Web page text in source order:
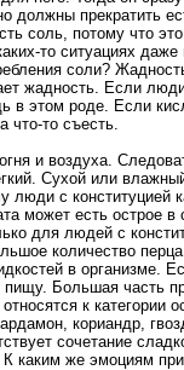
должны прекратить
соль, потому что
то ситуациях даже
соли?
жадность. Если
в этом роде. Если
что-то съесть.
и воздуха.
Сухой или
с конституцией
может есть острое в
для людей с
количество
в организме.
пищу. Большая часть
к категории
кориандр,
сочетание
каким же эмоциям